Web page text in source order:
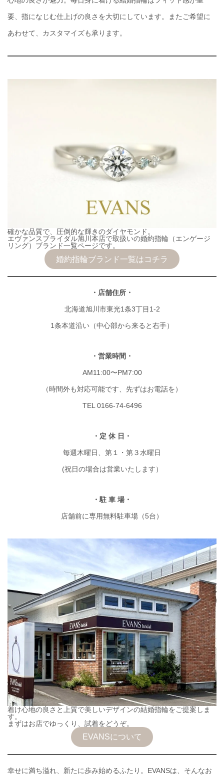
要、指になじむ仕上げの良さを大切にしています。またご希望に
あわせて、カスタマイズも承ります。
確かな品質で、圧倒的な輝きのダイヤモンド。
エヴァンスブライダル旭川本店で取扱いの婚約指輪（エンゲージ
リング）ブランド一覧ページです。
婚約指輪ブランド一覧はコチラ
・店舗住所・
北海道旭川市東光1条3丁目1-2
1条本道沿い（中心部から来ると右手）
・営業時間・
AM11:00〜PM7:00
（時間外も対応可能です、先ずはお電話を）
TEL 0166-74-6496
・定 休 日・
毎週木曜日、第１・第３水曜日
(祝日の場合は営業いたします）
・駐 車 場・
店舗前に専用無料駐車場（5台）
着け心地の良さと上質で美しいデザインの結婚指輪をご提案しま
す。
まずはお店でゆっくり、試着をどうぞ。
EVANSについて
幸せに満ち溢れ、新たに歩み始めるふたり。EVANSは、そんなお